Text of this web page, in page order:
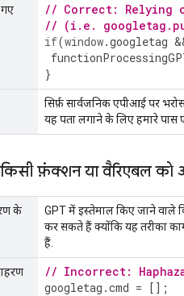
// Correct: Relying
// (i.e.
if(window.googletag
}
सिर्फ़ सार्वजनिक एपीआई पर
यह पता लगाने के लिए हमारे पास
किसी फ़ंक्शन या वैरिएबल को
के
GPT में इस्तेमाल किए जाने वाले
कर सकते हैं क्योंकि यह तरीका
हैं.
// Incorrect:
googletag .cmd = [];